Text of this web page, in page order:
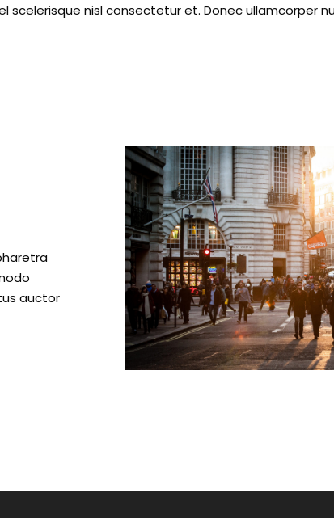
scelerisque nisl consectetur et. Donec ullamcorper
auctor